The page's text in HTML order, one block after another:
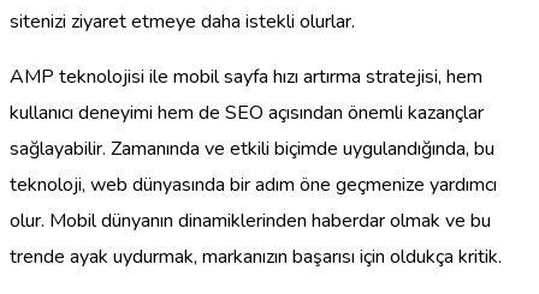
sitenizi ziyaret etmeye daha istekli olurlar.
AMP teknolojisi ile mobil sayfa hızı artırma stratejisi, hem
kullanıcı deneyimi hem de SEO açısından önemli kazançlar
sağlayabilir. Zamanında ve etkili biçimde uygulandığında, bu
teknoloji, web dünyasında bir adım öne geçmenize yardımcı
olur. Mobil dünyanın dinamiklerinden haberdar olmak ve bu
trende ayak uydurmak, markanızın başarısı için oldukça kritik.